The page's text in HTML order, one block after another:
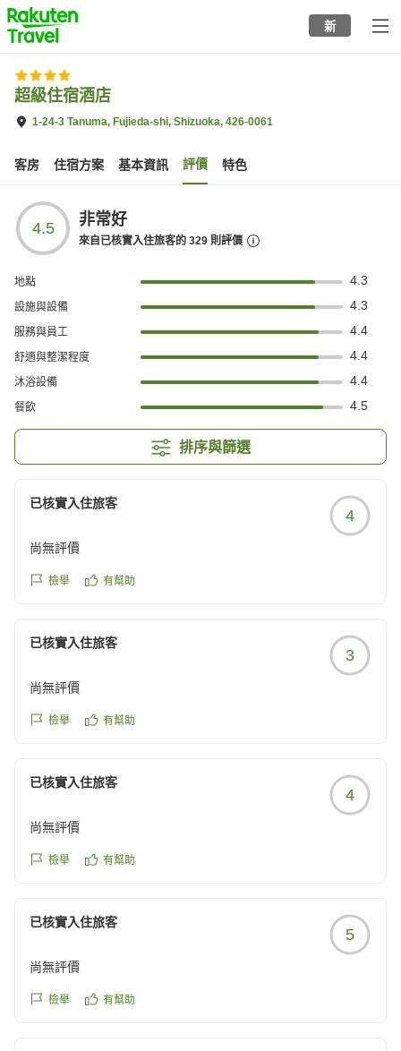
to
top
page
新
超級住宿酒店
1-24-3 Tanuma, Fujieda-shi, Shizuoka, 426-0061
客房 住宿方案 基本資訊 評價 特色
4.5 非常好
來自已核實入住旅客的 329 則評價
地點 4.3
設施與設備 4.3
服務與員工 4.4
舒適與整潔程度 4.4
沐浴設備 4.4
餐飲 4.5
排序與篩選
已核實入住旅客
4
尚無評價
檢舉 有幫助
已核實入住旅客
3
尚無評價
檢舉 有幫助
已核實入住旅客
4
尚無評價
檢舉 有幫助
已核實入住旅客
5
尚無評價
檢舉 有幫助